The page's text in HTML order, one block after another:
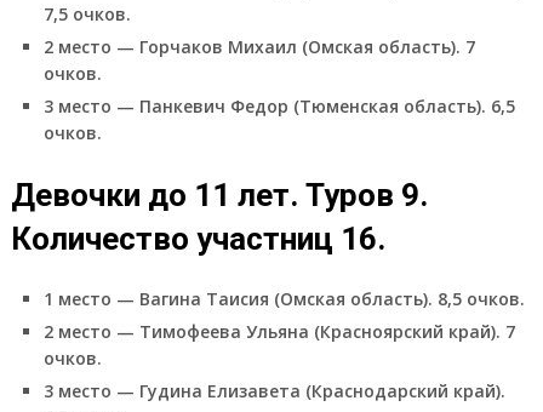
7,5 очков.
2 место — Горчаков Михаил (Омская область). 7
очков.
3 место — Панкевич Федор (Тюменская область). 6,5
очков.
Девочки до 11 лет. Туров 9.
Количество участниц 16.
1 место — Вагина Таисия (Омская область). 8,5 очков.
2 место — Тимофеева Ульяна (Красноярский край). 7
очков.
3 место — Гудина Елизавета (Краснодарский край).